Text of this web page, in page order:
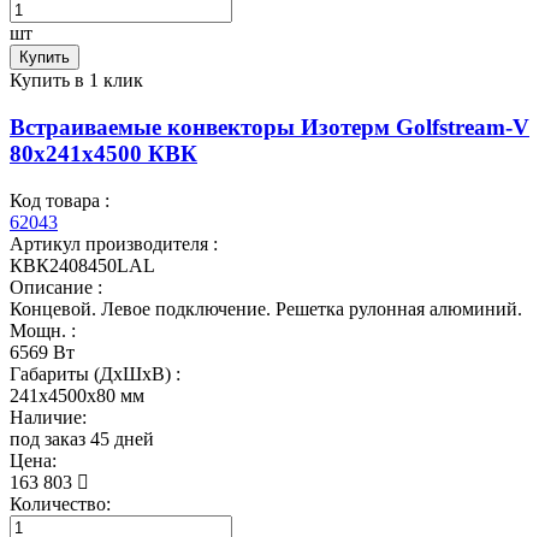
шт
Купить
Купить в 1 клик
Встраиваемые конвекторы Изотерм Golfstream-V
80x241x4500 КВК
Код товара :
62043
Артикул производителя :
КВК2408450LAL
Описание :
Концевой. Левое подключение. Решетка рулонная алюминий.
Мощн. :
6569 Вт
Габариты (ДхШхВ) :
241x4500x80 мм
Наличие:
под заказ 45 дней
Цена:
163 803
Количество: